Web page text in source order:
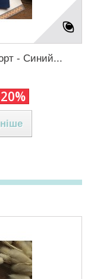
- Синий...